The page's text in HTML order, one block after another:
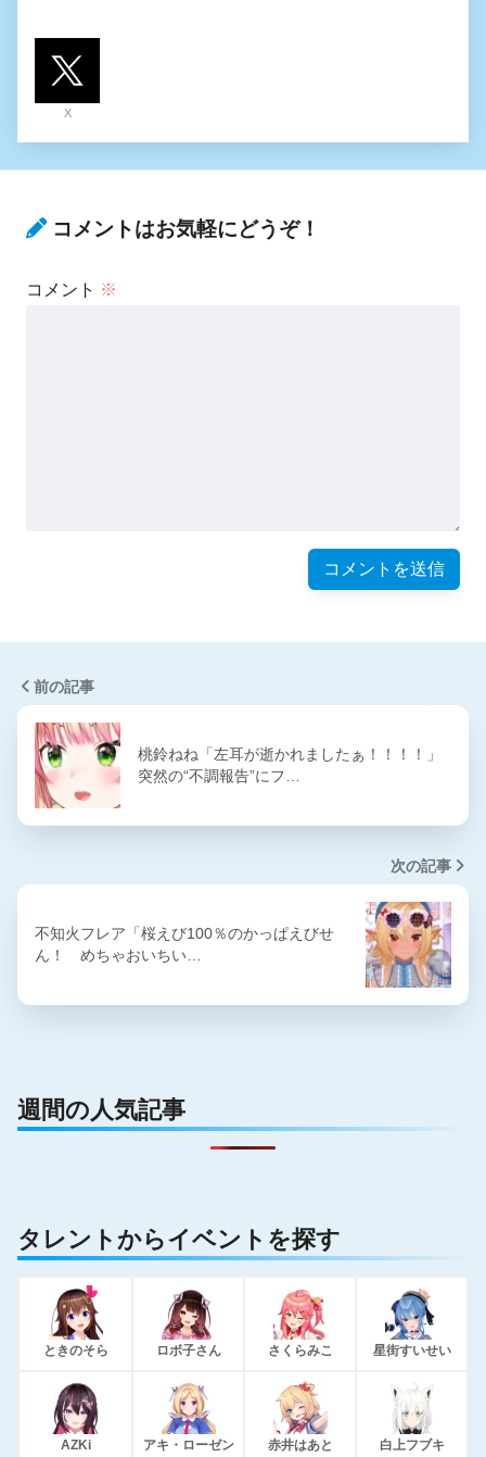
X
コメントはお気軽にどうぞ！
コメント ※
前の記事
桃鈴ねね「左耳が逝かれましたぁ！！！！」
突然の“不調報告”にフ…
次の記事
不知火フレア「桜えび100％のかっぱえびせ
ん！ めちゃおいちい…
週間の人気記事
タレントからイベントを探す
ときのそら ロボ子さん さくらみこ 星街すいせい
AZKi
アキ・ローゼン
赤井はあと 白上フブキ